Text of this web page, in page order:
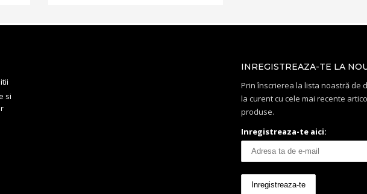
si
INREGISTREAZA-TE LA
Prin înscrierea la lista noastră de
la curent cu cele mai recente
produse.
Inregistreaza-te aici: